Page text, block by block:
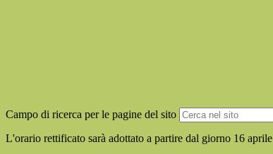
Campo di ricerca per le pagine del sito
L'orario rettificato sarà adottato a partire dal giorno 16 aprile